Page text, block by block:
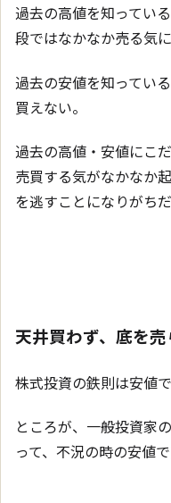
過去の高値を知ってい
段ではなかなか売る気に
過去の安値を知ってい
買えない。
過去の高値・安値にこ
売買する気がなかなか
を逃すことになりがちだ
天井買わず、底を売
株式投資の鉄則は安値
ところが、一般投資家
って、不況の時の安値